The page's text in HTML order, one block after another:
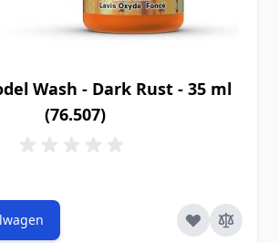
Wash - Dark Rust - 35 ml
(76.507)